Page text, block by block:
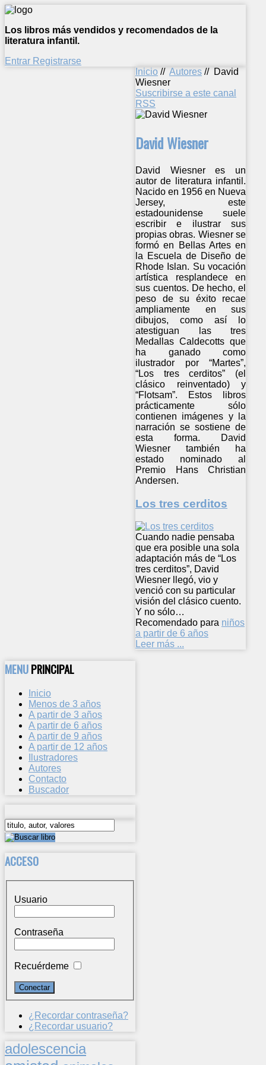
Los libros más vendidos y recomendados de la
literatura infantil.
Entrar Registrarse
Inicio // Autores // David
Wiesner
Suscribirse a este canal
RSS
David Wiesner
David Wiesner es un
autor de literatura infantil.
Nacido en 1956 en Nueva
Jersey, este
estadounidense suele
escribir e ilustrar sus
propias obras. Wiesner se
formó en Bellas Artes en
la Escuela de Diseño de
Rhode Islan. Su vocación
artística resplandece en
sus cuentos. De hecho, el
peso de su éxito recae
ampliamente en sus
dibujos, como así lo
atestiguan las tres
Medallas Caldecotts que
ha ganado como
ilustrador por “Martes”,
“Los tres cerditos” (el
clásico reinventado) y
“Flotsam”. Estos libros
prácticamente sólo
contienen imágenes y la
narración se sostiene de
esta forma. David
Wiesner también ha
estado nominado al
Premio Hans Christian
Andersen.
Los tres cerditos
Cuando nadie pensaba
que era posible una sola
adaptación más de “Los
tres cerditos”, David
Wiesner llegó, vio y
venció con su particular
visión del clásico cuento.
Y no sólo…
Recomendado para niños
a partir de 6 años
Leer más ...
MENUPRINCIPAL
Inicio
Menos de 3 años
A partir de 3 años
A partir de 6 años
A partir de 9 años
A partir de 12 años
Ilustradores
Autores
Contacto
Buscador
ACCESO
Usuario
Contraseña
Recuérdeme
¿Recordar contraseña?
¿Recordar usuario?
adolescencia